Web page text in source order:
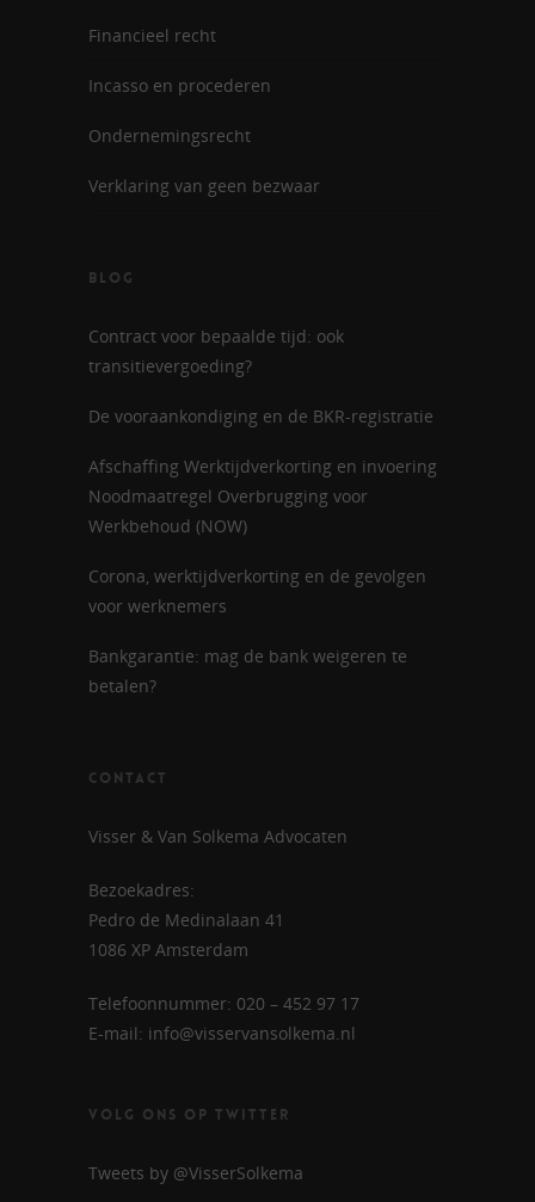
Financieel recht
Incasso en procederen
Ondernemingsrecht
Verklaring van geen bezwaar
BLOG
Contract voor bepaalde tijd: ook
transitievergoeding?
De vooraankondiging en de BKR-registratie
Afschaffing Werktijdverkorting en invoering
Noodmaatregel Overbrugging voor
Werkbehoud (NOW)
Corona, werktijdverkorting en de gevolgen
voor werknemers
Bankgarantie: mag de bank weigeren te
betalen?
CONTACT
Visser & Van Solkema Advocaten
Bezoekadres:
Pedro de Medinalaan 41
1086 XP Amsterdam
Telefoonnummer: 020 – 452 97 17
E-mail: info@visservansolkema.nl
VOLG ONS OP TWITTER
Tweets by @VisserSolkema